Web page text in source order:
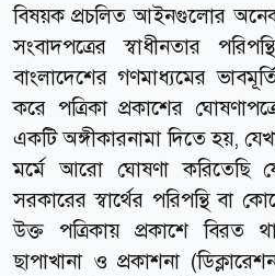
বিষয়ক প্রচলিত আইনগুলোর
সংবাদপত্রের স্বাধীনতার
বাংলাদেশের গণমাধ্যমের
করে পত্রিকা প্রকাশের
একটি অঙ্গীকারনামা দিতে হয়,
মর্মে আরো ঘোষণা করিতেছি যে,
সরকারের স্বার্থের পরিপন্থি বা
উক্ত পত্রিকায় প্রকাশে
ছাপাখানা ও প্রকাশনা